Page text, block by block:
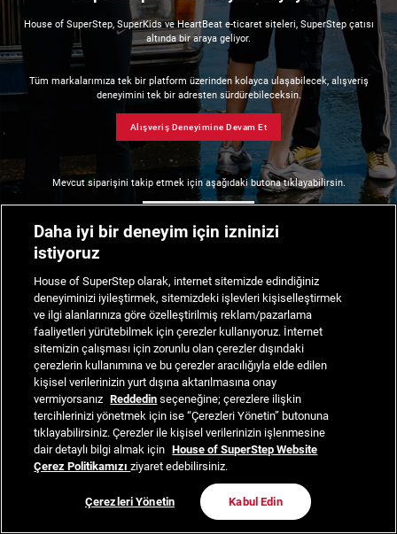
House of SuperStep, SuperKids ve HeartBeat e-ticaret siteleri, SuperStep çatısı
altında bir araya geliyor.
Tüm markalarımıza tek bir platform üzerinden kolayca ulaşabilecek, alışveriş
deneyimini tek bir adresten sürdürebileceksin.
Alışveriş Deneyimine Devam Et
Mevcut siparişini takip etmek için aşağıdaki butona tıklayabilirsin.
Daha iyi bir deneyim için izninizi
istiyoruz
House of SuperStep olarak, internet sitemizde edindiğiniz
deneyiminizi iyileştirmek, sitemizdeki işlevleri kişiselleştirmek
ve ilgi alanlarınıza göre özelleştirilmiş reklam/pazarlama
faaliyetleri yürütebilmek için çerezler kullanıyoruz. İnternet
sitemizin çalışması için zorunlu olan çerezler dışındaki
çerezlerin kullanımına ve bu çerezler aracılığıyla elde edilen
kişisel verilerinizin yurt dışına aktarılmasına onay
vermiyorsanız Reddedin seçeneğine; çerezlere ilişkin
tercihlerinizi yönetmek için ise “Çerezleri Yönetin” butonuna
tıklayabilirsiniz. Çerezler ile kişisel verilerinizin işlenmesine
dair detaylı bilgi almak için House of SuperStep Website
Çerez Politikamızıziyaret edebilirsiniz.
Çerezleri Yönetin Kabul Edin